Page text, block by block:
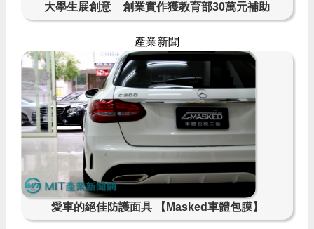
大學生展創意 創業實作獲教育部30萬元補助
產業新聞
愛車的絕佳防護面具 【Masked車體包膜】